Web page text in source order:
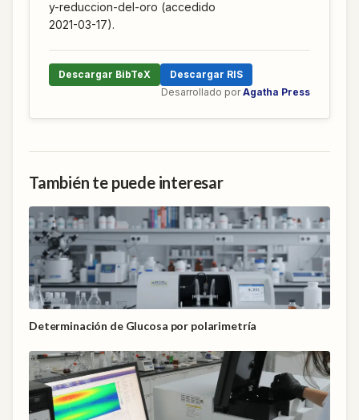
y-reduccion-del-oro (accedido
2021-03-17).
Descargar BibTeX
Descargar RIS
Desarrollado por Agatha Press
También te puede interesar
Determinación de Glucosa por polarimetría